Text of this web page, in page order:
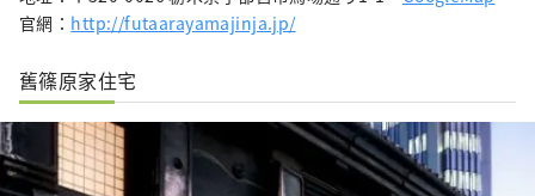
官網： http://futaarayamajinja.jp/
舊篠原家住宅